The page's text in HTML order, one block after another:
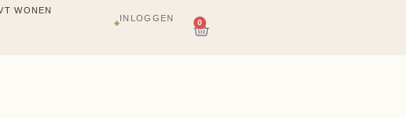
WONEN
◆INLOGGEN 0